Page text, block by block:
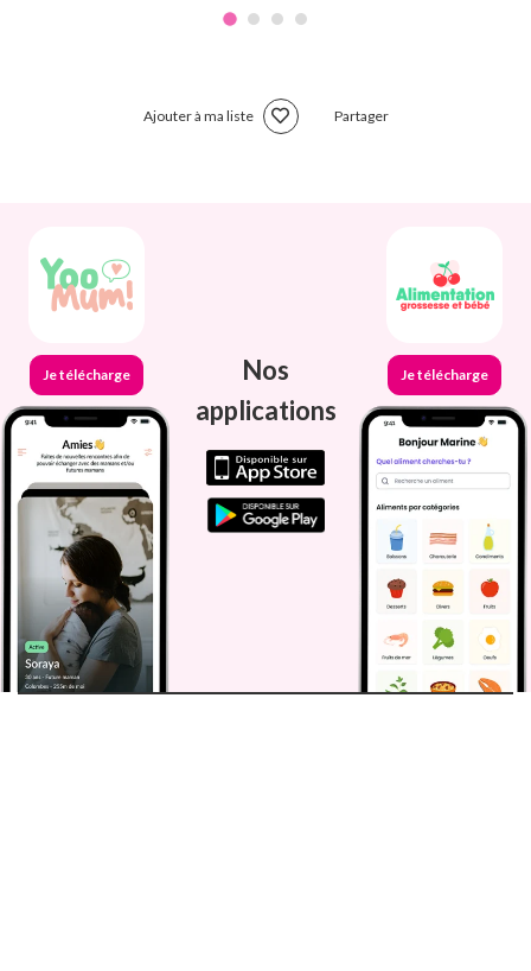
Ajouter à ma liste Partager
Je télécharge
Nos
applications
Je télécharge